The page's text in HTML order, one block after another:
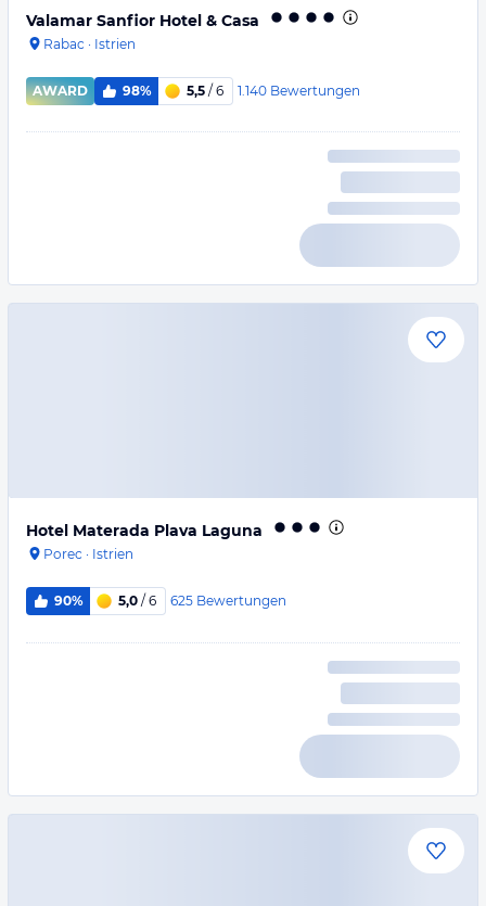
Valamar Sanfior Hotel & Casa
Rabac · Istrien
AWARD 98% 5,5 / 6 1.140 Bewertungen
Hotel Materada Plava Laguna
Porec · Istrien
90% 5,0 / 6 625 Bewertungen